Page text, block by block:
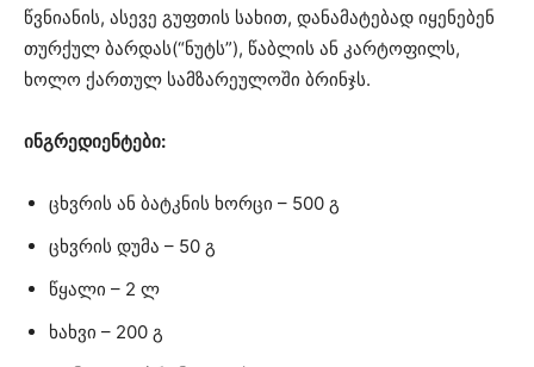
წვნიანის, ასევე გუფთის სახით, დანამატებად იყენებენ
თურქულ ბარდას(“ნუტს”), წაბლის ან კარტოფილს,
ხოლო ქართულ სამზარეულოში ბრინჯს.
ინგრედიენტები:
ცხვრის ან ბატკნის ხორცი – 500 გ
ცხვრის დუმა – 50 გ
წყალი – 2 ლ
ხახვი – 200 გ